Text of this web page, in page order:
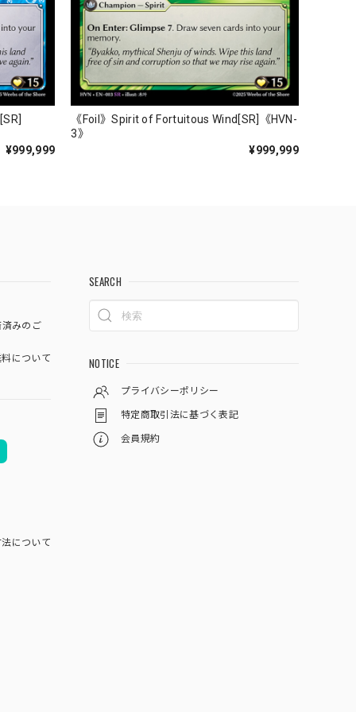
¥999,999
《Foil》Spirit of Fortuitous Wind[SR]《HVN-
3》
¥999,999
みのご
について
について
SEARCH
NOTICE
プライバシーポリシー
特定商取引法に基づく表記
会員規約